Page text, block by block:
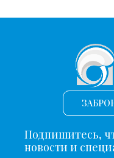
Подпишитесь,
новости и